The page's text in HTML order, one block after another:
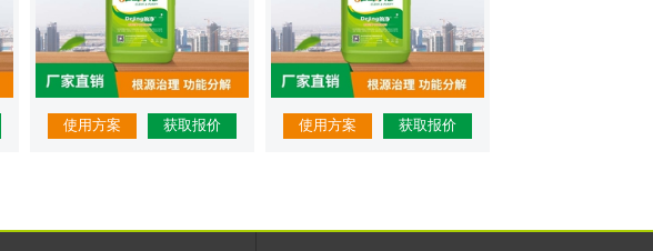
使用方案 获取报价 使用方案 获取报价